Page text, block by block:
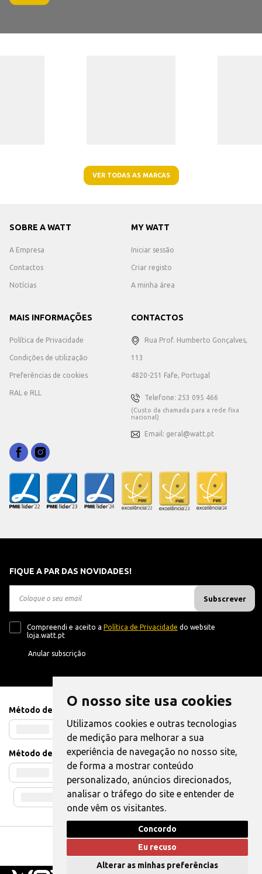
O nosso site usa cookies
Utilizamos cookies e outras tecnologias
de medição para melhorar a sua
experiência de navegação no nosso site,
de forma a mostrar conteúdo
personalizado, anúncios direcionados,
analisar o tráfego do site e entender de
onde vêm os visitantes.
Concordo
Eu recuso
Alterar as minhas preferências
VER TODAS AS MARCAS
SOBRE A WATT
A Empresa
Contactos
Notícias
MY WATT
Iniciar sessão
Criar registo
A minha área
MAIS INFORMAÇÕES
Política de Privacidade
Condições de utilização
Preferências de cookies
RAL e RLL
CONTACTOS
Rua Prof. Humberto Gonçalves,
113
4820-251 Fafe, Portugal
Telefone: 253 095 466
(Custo da chamada para a rede fixa
nacional)
Email: geral@watt.pt
FIQUE A PAR DAS NOVIDADES!
Subscrever
Compreendi e aceito a Política de Privacidade do website
loja.watt.pt
Anular subscrição
Método de Pagamento
Método de Envio
Livro de Reclamações | Também pode Elogiar
WATT © 2025. Todos os direitos reservados.